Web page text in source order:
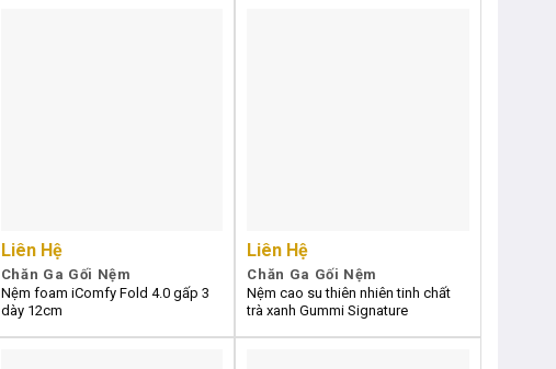
Chăn Ga Gối Nệm
Nệm foam iComfy Fold 4.0 gấp 3
dày 12cm
Liên Hệ
Chăn Ga Gối Nệm
Nệm cao su thiên nhiên tinh chất
trà xanh Gummi Signature
Liên Hệ